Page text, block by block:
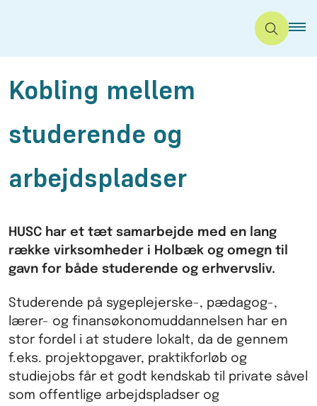
Kobling mellem
studerende og
arbejdspladser
HUSC har et tæt samarbejde med en lang
række virksomheder i Holbæk og omegn til
gavn for både studerende og erhvervsliv.
Studerende på sygeplejerske-, pædagog-,
lærer- og finansøkonomuddannelsen har en
stor fordel i at studere lokalt, da de gennem
f.eks. projektopgaver, praktikforløb og
studiejobs får et godt kendskab til private såvel
som offentlige arbejdspladser og